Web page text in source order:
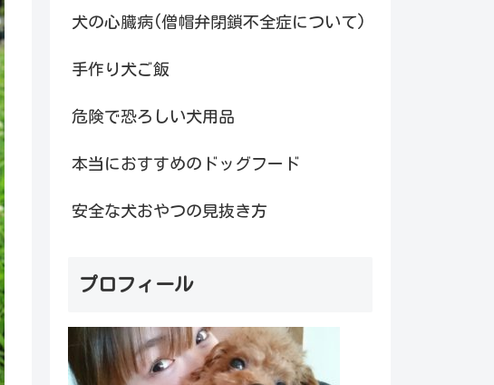
犬の心臓病(僧帽弁閉鎖不全症について)
手作り犬ご飯
危険で恐ろしい犬用品
本当におすすめのドッグフード
安全な犬おやつの見抜き方
プロフィール